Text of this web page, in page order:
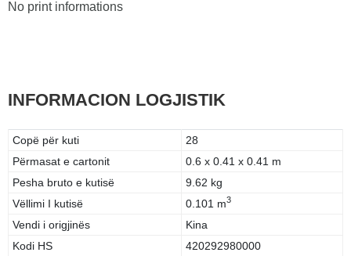
No print informations
INFORMACION LOGJISTIK
Copë për kuti
28
Përmasat e cartonit
0.6 x 0.41 x 0.41 m
Pesha bruto e kutisë
9.62 kg
Vëllimi I kutisë
0.101 m3
Vendi i origjinës
Kina
Kodi HS
420292980000